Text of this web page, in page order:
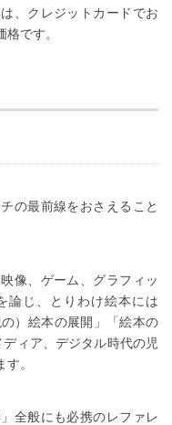
、クレジットカードでお
です。
の最前線をおさえること
像、ゲーム、グラフィッ
論じ、とりわけ絵本には
）絵本の展開」「絵本の
ィア、デジタル時代の児
。
全般にも必携のレファレ